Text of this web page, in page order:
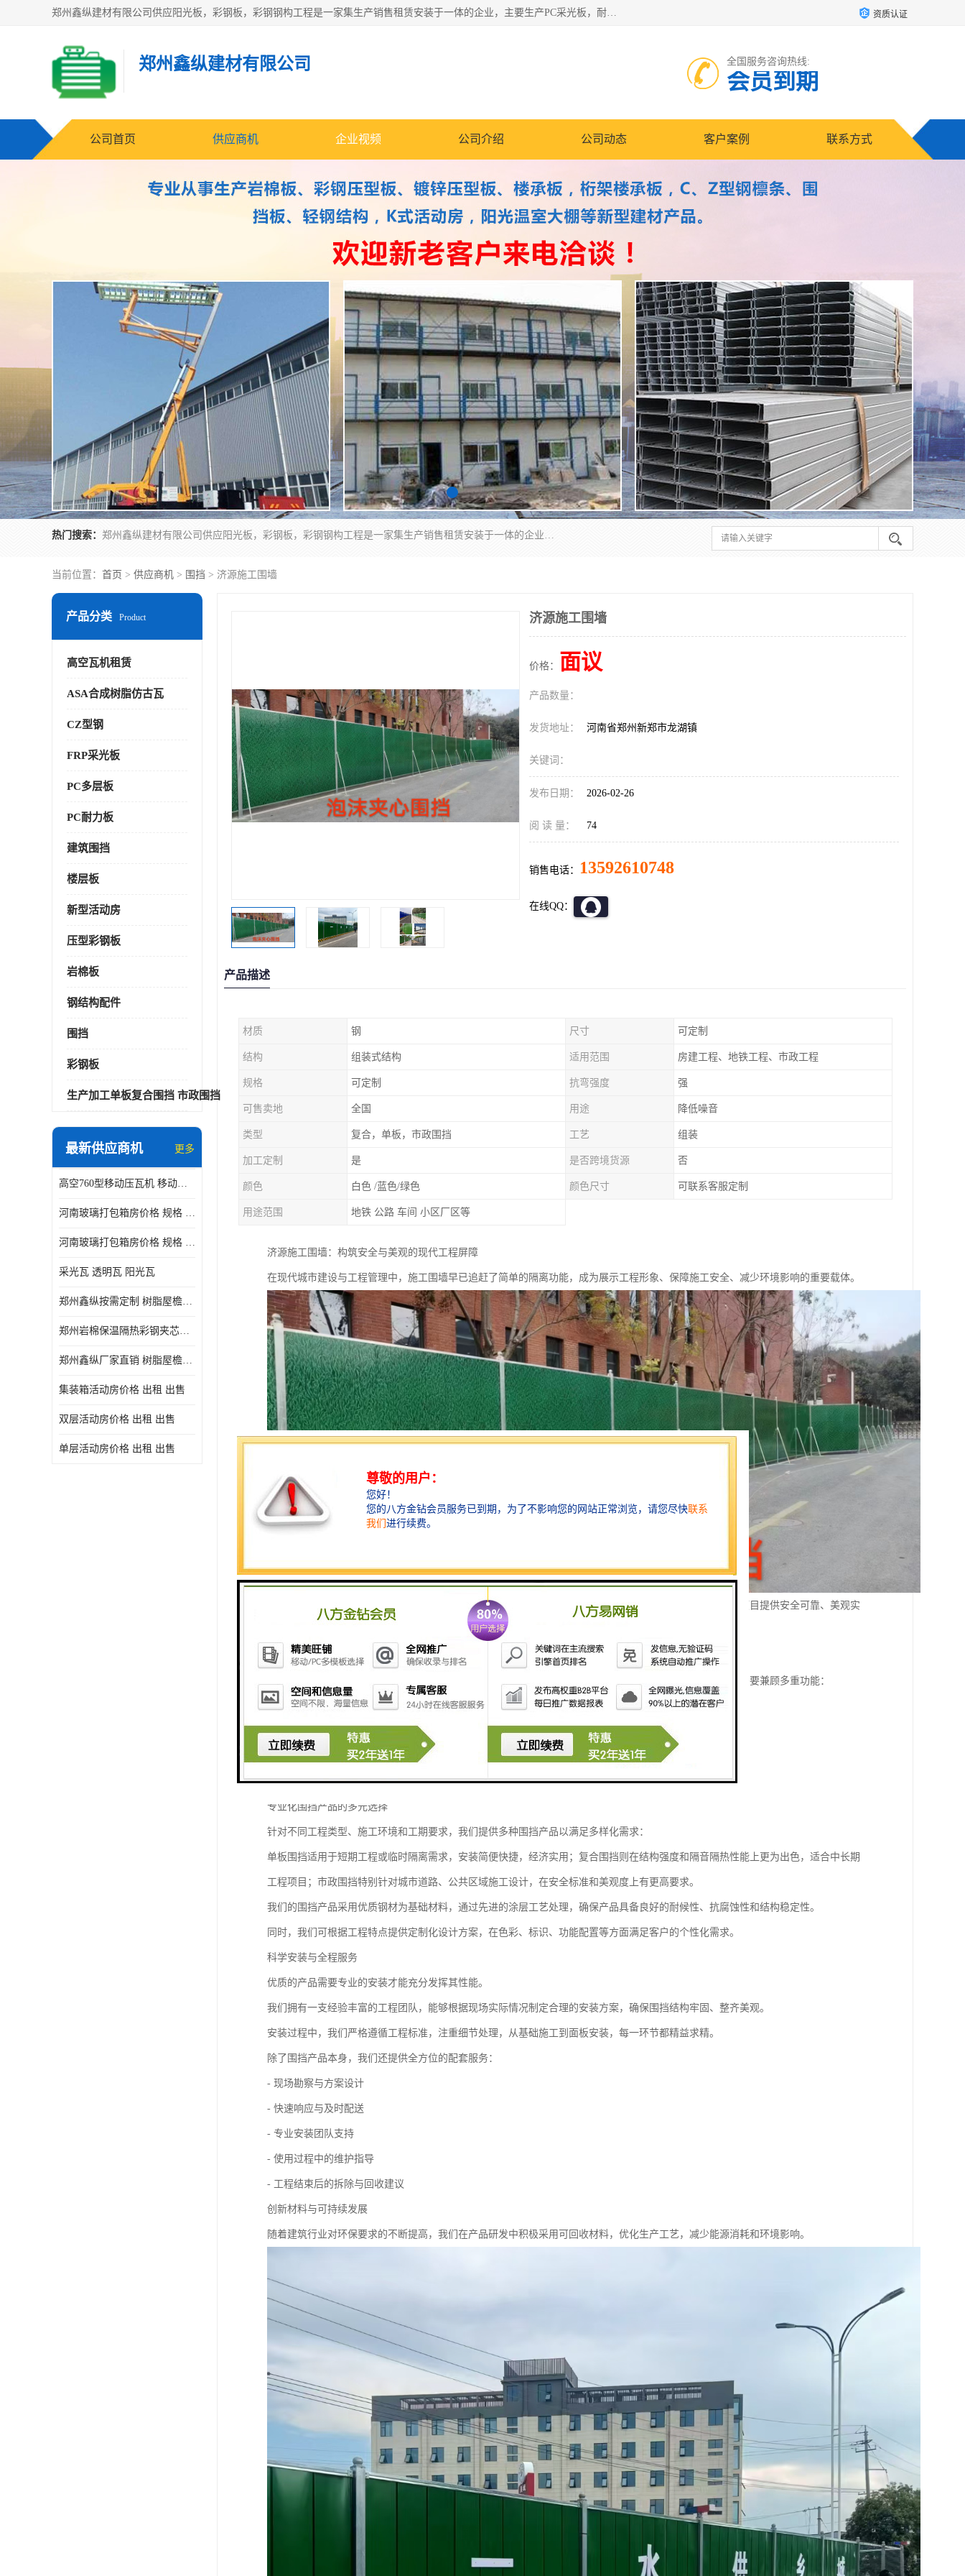
郑州鑫纵建材有限公司供应阳光板，彩钢板，彩钢钢构工程是一家集生产销售租赁安装于一体的企业，主要生产PC采光板，耐力板，仿古琉璃采光板，岩棉板、彩钢压型板、镀锌压型板、桁架楼承板，C、Z型钢檩条、围挡板、轻钢结构，阳光温室大棚等新型建材产品。公司旗下有多台移动式高空压瓦机租赁，承接全国各地业务，专业对外租赁各种型号压瓦机。 资质认证
郑州鑫纵建材有限公司 全国服务咨询热线:
会员到期
公司首页 供应商机 企业视频 公司介绍 公司动态 客户案例 联系方式
热门搜索： 郑州鑫纵建材有限公司供应阳光板，彩钢板，彩钢钢构工程是一家集生产销售租赁安装于一体的企业，主要生产PC采光板，耐力板，仿古琉璃采光板，岩棉板、彩钢压型板、镀锌压型板、桁架楼承板，C、Z型钢檩条、围挡板、轻钢结构，阳光温室大棚等新型建材产品。公司旗下有多台移动式高空压瓦机租赁，承接全国各地业务，专业对外租赁各种型号压瓦机。
当前位置： 首页 > 供应商机 > 围挡 > 济源施工围墙
产品分类 Product
高空瓦机租赁
ASA合成树脂仿古瓦
CZ型钢
FRP采光板
PC多层板
PC耐力板
建筑围挡
楼层板
新型活动房
压型彩钢板
岩棉板
钢结构配件
围挡
彩钢板
生产加工单板复合围挡 市政围挡
最新供应商机 更多
高空760型移动压瓦机 移动升降制瓦设备租赁选郑州鑫纵
河南玻璃打包箱房价格 规格 鑫纵建材按需定制
河南玻璃打包箱房价格 规格 鑫纵建材批发
采光瓦 透明瓦 阳光瓦
郑州鑫纵按需定制 树脂屋檐装饰塑料琉璃瓦片 中式仿古瓦的特点 价格
郑州岩棉保温隔热彩钢夹芯板 郑州鑫纵支持定做
郑州鑫纵厂家直销 树脂屋檐装饰塑料琉璃瓦片 中式仿古瓦的特点 价格
集装箱活动房价格 出租 出售
双层活动房价格 出租 出售
单层活动房价格 出租 出售
济源施工围墙
价格： 面议
产品数量：
发货地址： 河南省郑州新郑市龙湖镇
关键词：
发布日期： 2026-02-26
阅 读 量： 74
销售电话： 13592610748
在线QQ：
产品描述
材质 钢 尺寸 可定制
结构 组装式结构 适用范围 房建工程、地铁工程、市政工程
规格 可定制 抗弯强度 强
可售卖地 全国 用途 降低噪音
类型 复合，单板，市政围挡 工艺 组装
加工定制 是 是否跨境货源 否
颜色 白色 /蓝色/绿色 颜色尺寸 可联系客服定制
用途范围 地铁 公路 车间 小区厂区等
济源施工围墙：构筑安全与美观的现代工程屏障
在现代城市建设与工程管理中，施工围墙早已追赶了简单的隔离功能，成为展示工程形象、保障施工安全、减少环境影响的重要载体。
作为一家专注于新型建材生产与工程服务的企业，我们深耕各类围挡产品的研发与应用，致力于为各类工程项目提供安全可靠、美观实
施工围墙的功能演变
传统的施工围栏往往只注重基本的隔离作用，而随着城市管理要求的提高和工程标准的升级，现代施工围墙需要兼顾多重功能：
- 安全防护：有效隔离施工区域与公共空间，防止无关人员进入危险区域
- 环境保护：减少施工过程中的粉尘、噪音扩散，降低对周边环境的影响
- 形象展示：通过规范化、美观化的围墙设计，展示工程项目的专业形象
- 信息传递：成为工程项目基本信息、安全提示的展示窗口
专业化围挡产品的多元选择
针对不同工程类型、施工环境和工期要求，我们提供多种围挡产品以满足多样化需求：
单板围挡适用于短期工程或临时隔离需求，安装简便快捷，经济实用；复合围挡则在结构强度和隔音隔热性能上更为出色，适合中长期
工程项目；市政围挡特别针对城市道路、公共区域施工设计，在安全标准和美观度上有更高要求。
我们的围挡产品采用优质钢材为基础材料，通过先进的涂层工艺处理，确保产品具备良好的耐候性、抗腐蚀性和结构稳定性。
同时，我们可根据工程特点提供定制化设计方案，在色彩、标识、功能配置等方面满足客户的个性化需求。
科学安装与全程服务
优质的产品需要专业的安装才能充分发挥其性能。
我们拥有一支经验丰富的工程团队，能够根据现场实际情况制定合理的安装方案，确保围挡结构牢固、整齐美观。
安装过程中，我们严格遵循工程标准，注重细节处理，从基础施工到面板安装，每一环节都精益求精。
除了围挡产品本身，我们还提供全方位的配套服务：
- 现场勘察与方案设计
- 快速响应与及时配送
- 专业安装团队支持
- 使用过程中的维护指导
- 工程结束后的拆除与回收建议
创新材料与可持续发展
随着建筑行业对环保要求的不断提高，我们在产品研发中积极采用可回收材料，优化生产工艺，减少能源消耗和环境影响。